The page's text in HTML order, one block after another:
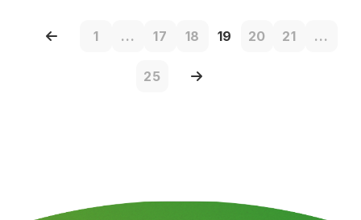
1 ... 17 18 19 20 21 ...
25